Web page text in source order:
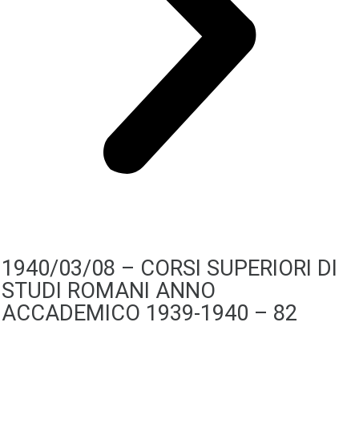
1940/03/08 – CORSI SUPERIORI DI
STUDI ROMANI ANNO
ACCADEMICO 1939-1940 – 82